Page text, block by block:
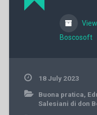
Boscosoft
18 July 2023
Buona pratica,
Salesiani di don